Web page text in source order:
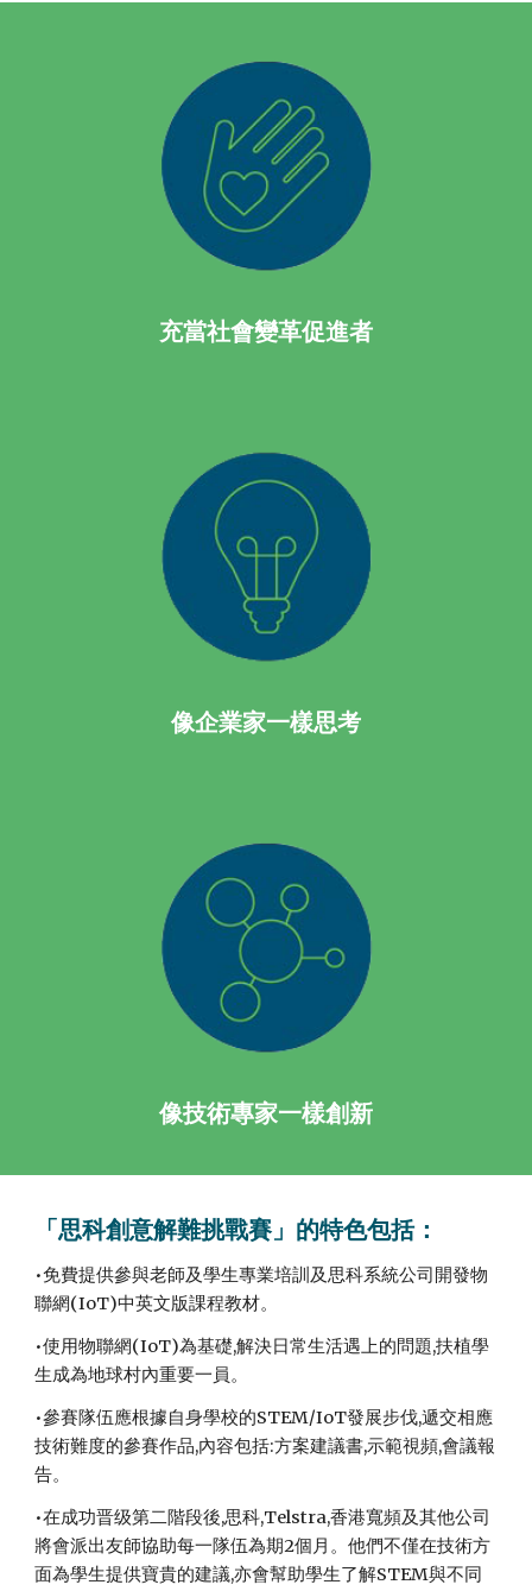
充當社會變革促進者
像企業家一樣思考
像技術專家一樣創新
「思科創意解難挑戰賽」的特色包括：
•免費提供參與老師及學生專業培訓及思科系統公司開發物
聯網(IoT)中英文版課程教材。
•使用物聯網(IoT)為基礎,解決日常生活遇上的問題,扶植學
生成為地球村內重要一員。
•參賽隊伍應根據自身學校的STEM/IoT發展步伐,遞交相應
技術難度的參賽作品,內容包括:方案建議書,示範視頻,會議報
告。
•在成功晋级第二階段後,思科,Telstra,香港寬頻及其他公司
將會派出友師協助每一隊伍為期2個月。他們不僅在技術方
面為學生提供寶貴的建議,亦會幫助學生了解STEM與不同